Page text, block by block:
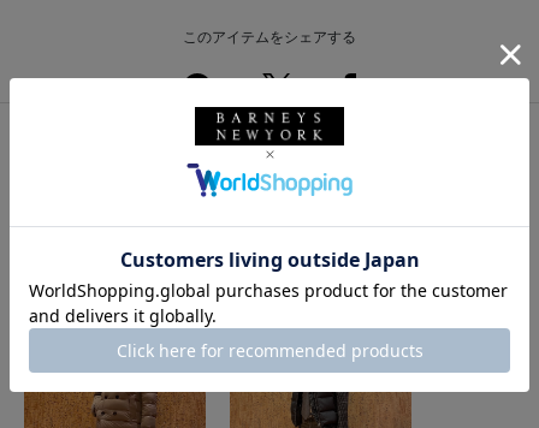
このアイテムをシェアする
このアイテムを使用したスタイリング